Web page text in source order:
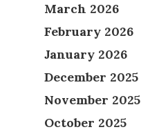
March 2026
February 2026
January 2026
December 2025
November 2025
October 2025